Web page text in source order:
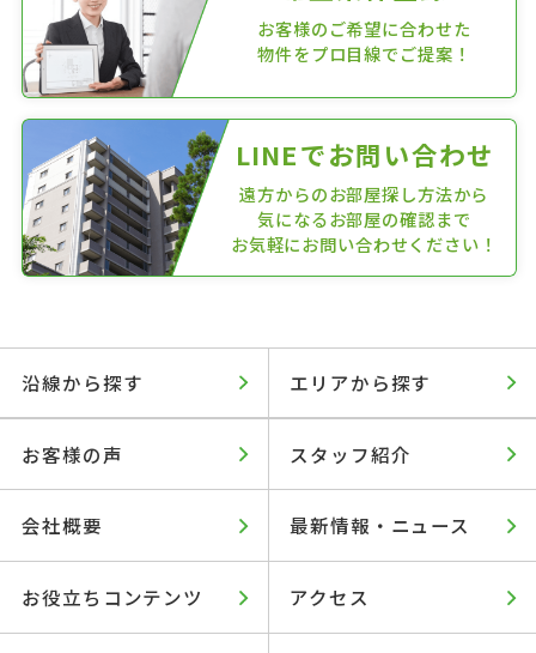
お客様のご希望に合わせた
物件をプロ目線でご提案！
LINEでお問い合わせ
遠方からのお部屋探し方法から
気になるお部屋の確認まで
お気軽にお問い合わせください！
沿線から探す エリアから探す
お客様の声 スタッフ紹介
会社概要 最新情報・ニュース
お役立ちコンテンツ アクセス